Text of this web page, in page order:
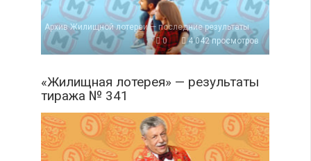
Архив Жилищной лотереи — последние результаты
0
4 042 просмотров
«Жилищная лотерея» — результаты
тиража № 341